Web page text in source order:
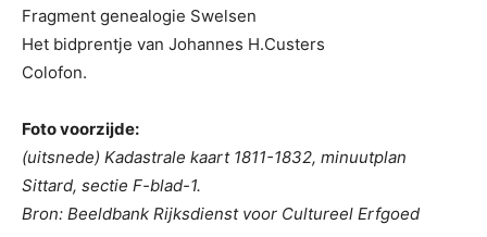
Fragment genealogie Swelsen
Het bidprentje van Johannes H.Custers
Colofon.
Foto voorzijde:
(uitsnede) Kadastrale kaart 1811-1832, minuutplan
Sittard, sectie F-blad-1.
Bron: Beeldbank Rijksdienst voor Cultureel Erfgoed